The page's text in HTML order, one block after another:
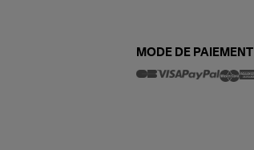
MODE DE PAIEMENT